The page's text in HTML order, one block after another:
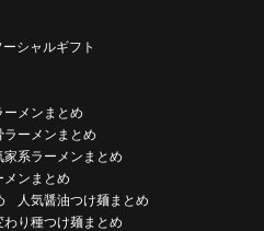
ーシャルギフト
ーメンまとめ
ラーメンまとめ
家系ラーメンまとめ
メンまとめ
人気醤油つけ麺まとめ
わり種つけ麺まとめ